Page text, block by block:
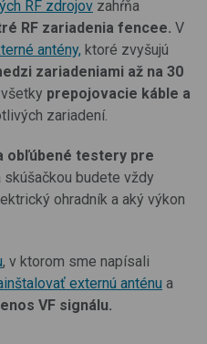
RF zdrojov zahŕňa
RF zariadenia fencee. V
antény, ktoré zvyšujú
zariadeniami až na 30
prepojovacie káble a
zariadení.
obľúbené testery pre
skúšačkou budete vždy
ohradník a aký výkon
, v ktorom sme napísali
externú anténu a
VF signálu.